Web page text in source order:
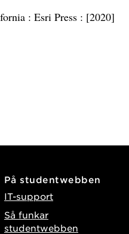
: Esri Press : [2020]
På studentwebben
IT-support
Så funkar
studentwebben